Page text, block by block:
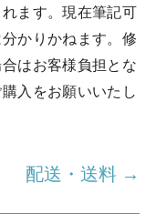
ます。現在筆記可
かりかねます。修
はお客様負担とな
入をお願いいたし
配送・送料 →